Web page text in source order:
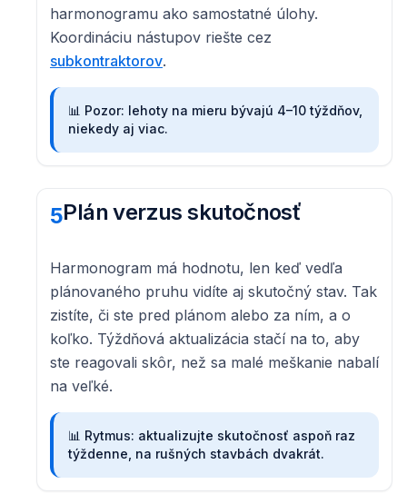
harmonogramu ako samostatné úlohy.
Koordináciu nástupov riešte cez
subkontraktorov.
📊 Pozor: lehoty na mieru bývajú 4–10 týždňov,
niekedy aj viac.
5Plán verzus skutočnosť
Harmonogram má hodnotu, len keď vedľa
plánovaného pruhu vidíte aj skutočný stav. Tak
zistíte, či ste pred plánom alebo za ním, a o
koľko. Týždňová aktualizácia stačí na to, aby
ste reagovali skôr, než sa malé meškanie nabalí
na veľké.
📊 Rytmus: aktualizujte skutočnosť aspoň raz
týždenne, na rušných stavbách dvakrát.